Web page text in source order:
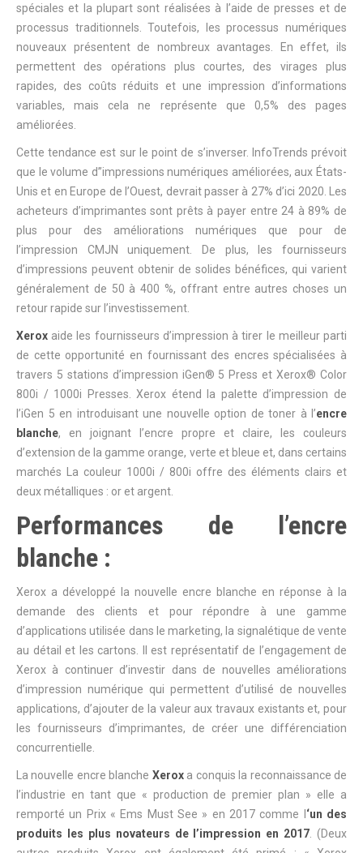
spéciales et la plupart sont réalisées à l’aide de presses et de
processus traditionnels. Toutefois, les processus numériques
nouveaux présentent de nombreux avantages. En effet, ils
permettent des opérations plus courtes, des virages plus
rapides, des coûts réduits et une impression d’informations
variables, mais cela ne représente que 0,5% des pages
améliorées.
Cette tendance est sur le point de s’inverser. InfoTrends prévoit
que le volume d’’impressions numériques améliorées, aux États-
Unis et en Europe de l’Ouest, devrait passer à 27% d’ici 2020. Les
acheteurs d’imprimantes sont prêts à payer entre 24 à 89% de
plus pour des améliorations numériques que pour de
l’impression CMJN uniquement. De plus, les fournisseurs
d’impressions peuvent obtenir de solides bénéfices, qui varient
généralement de 50 à 400 %, offrant entre autres choses un
retour rapide sur l’investissement.
Xerox aide les fournisseurs d’impression à tirer le meilleur parti
de cette opportunité en fournissant des encres spécialisées à
travers 5 stations d’impression iGen® 5 Press et Xerox® Color
800i / 1000i Presses. Xerox étend la palette d’impression de
l’iGen 5 en introduisant une nouvelle option de toner à l’encre
blanche, en joignant l’encre propre et claire, les couleurs
d’extension de la gamme orange, verte et bleue et, dans certains
marchés La couleur 1000i / 800i offre des éléments clairs et
deux métalliques : or et argent.
Performances de l’encre
blanche :
Xerox a développé la nouvelle encre blanche en réponse à la
demande des clients et pour répondre à une gamme
d’applications utilisée dans le marketing, la signalétique de vente
au détail et les cartons. Il est représentatif de l’engagement de
Xerox à continuer d’investir dans de nouvelles améliorations
d’impression numérique qui permettent d’utilisé de nouvelles
applications, d’ajouter de la valeur aux travaux existants et, pour
les fournisseurs d’imprimantes, de créer une différenciation
concurrentielle.
La nouvelle encre blanche Xeroxa conquis la reconnaissance de
l’industrie en tant que « production de premier plan » elle a
remporté un Prix « Ems Must See » en 2017 comme l ‘un des
produits les plus novateurs de l’impression en 2017 . (Deux